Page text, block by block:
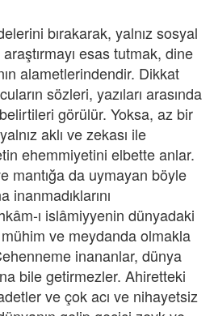
bırakarak, yalnız sosyal
esas tutmak, dine
alametlerindendir. Dikkat
sözleri, yazıları arasında
görülür. Yoksa, az bir
aklı ve zekası ile
ehemmiyetini elbette anlar.
mantığa da uymayan böyle
inanmadıklarını
ı islâmiyyenin dünyadaki
ve meydanda olmakla
inananlar, dünya
bile getirmezler. Ahiretteki
ve çok acı ve nihayetsiz